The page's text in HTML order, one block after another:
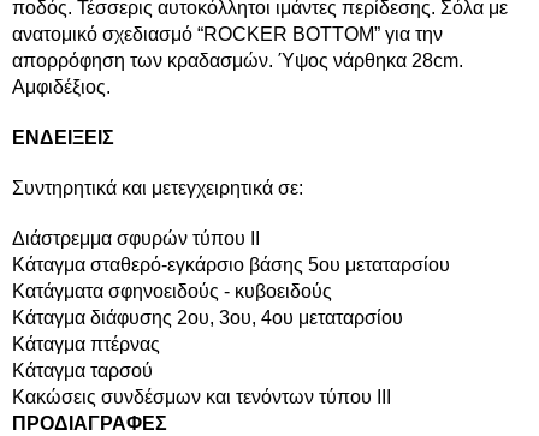
ποδός. Τέσσερις αυτοκόλλητοι ιμάντες περίδεσης. Σόλα με
ανατομικό σχεδιασμό “ROCKER BOTTOM” για την
απορρόφηση των κραδασμών. Ύψος νάρθηκα 28cm.
Αμφιδέξιος.
ΕΝΔΕΙΞΕΙΣ
Συντηρητικά και μετεγχειρητικά σε:
Διάστρεμμα σφυρών τύπου ΙΙ
Κάταγμα σταθερό-εγκάρσιο βάσης 5ου μεταταρσίου
Κατάγματα σφηνοειδούς - κυβοειδούς
Κάταγμα διάφυσης 2ου, 3ου, 4ου μεταταρσίου
Κάταγμα πτέρνας
Κάταγμα ταρσού
Κακώσεις συνδέσμων και τενόντων τύπου ΙΙΙ
ΠΡΟΔΙΑΓΡΑΦΕΣ